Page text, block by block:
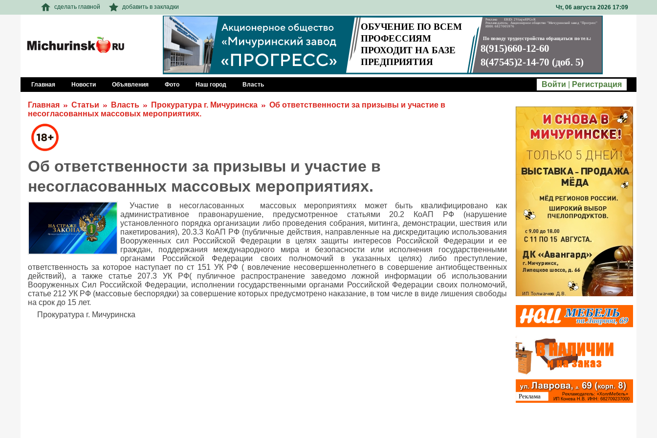
сделать главной добавить в закладки Чт, 06 августа 2026 17 09
Главная Новости Объявления Фото Наш город Власть Войти Регистрация
Главная Статьи Власть Прокуратура г. Мичуринска
Об ответственности за призывы и участие в
несогласованных массовых мероприятиях.
Об ответственности за призывы и участие в
несогласованных массовых мероприятиях.
Участие в несогласованных массовых мероприятиях может быть квалифицировано как
административное правонарушение, предусмотренное статьями 20.2 КоАП РФ (нарушение
установленного порядка организации либо проведения собрания, митинга, демонстрации, шествия или
пакетирования), 20.3.3 КоАП РФ (публичные действия, направленные на дискредитацию использования
Вооруженных сил Российской Федерации в целях защиты интересов Российской Федерации и ее
граждан, поддержания международного мира и безопасности или исполнения государственными
органами Российской Федерации своих полномочий в указанных целях) либо преступление,
ответственность за которое наступает по ст 151 УК РФ ( вовлечение несовершеннолетнего в совершение антиобщественных
действий), а также статье 207.3 УК РФ( публичное распространение заведомо ложной информации об использовании
Вооруженных Сил Российской Федерации, исполнении государственными органами Российской Федерации своих полномочий,
статье 212 УК РФ (массовые беспорядки) за совершение которых предусмотрено наказание, в том числе в виде лишения свободы
на срок до 15 лет.
Прокуратура г. Мичуринска